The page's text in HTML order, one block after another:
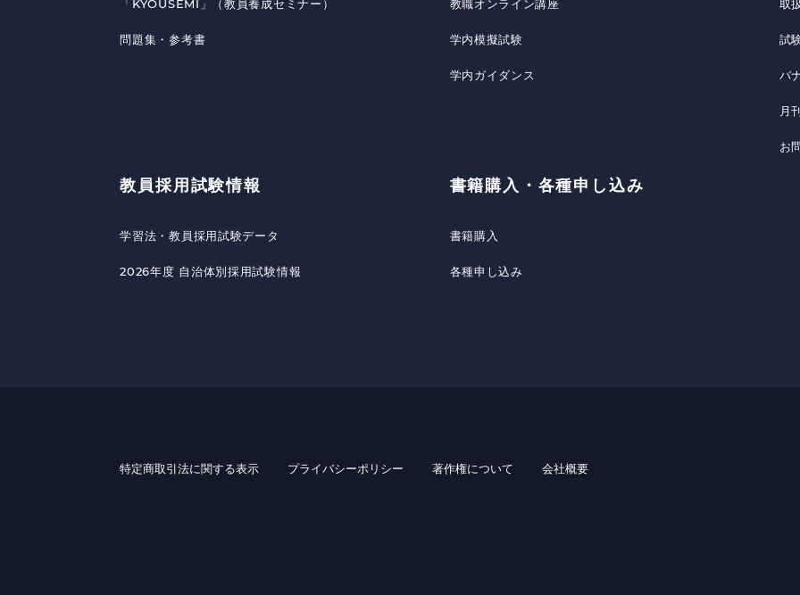
「KYOUSEMI」（教員養成セミナー）
問題集・参考書
教員採用試験情報
学習法・教員採用試験データ
2026年度 自治体別採用試験情報
教職オンライン講座
学内模擬試験
学内ガイダンス
書籍購入・各種申し込み
書籍購入
各種申し込み
取
試
バ
月
お
特定商取引法に関する表示 プライバシーポリシー 著作権について 会社概要